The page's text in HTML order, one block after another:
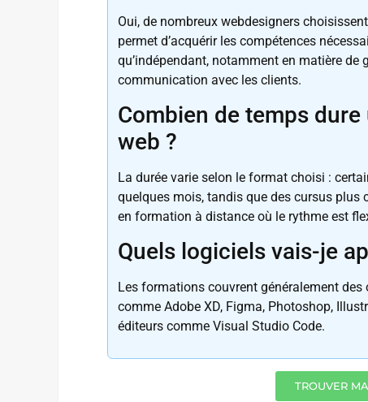
Oui, de nombreux webdesigners
permet d’acquérir les compétences
qu’indépendant, notamment en matière
communication avec les clients.
Combien de temps
web ?
La durée varie selon le format choisi :
quelques mois, tandis que des cursus plus
en formation à distance où le rythme est
Quels logiciels vais-je
Les formations couvrent généralement
comme Adobe XD, Figma, Photoshop,
éditeurs comme Visual Studio Code.
TROUVER